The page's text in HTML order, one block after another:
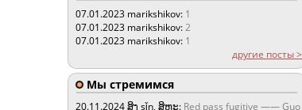
07.01.2023 marikshikov: 1
07.01.2023 marikshikov:2
07.01.2023 marikshikov: 1
другие посты >
Мы стремимся
20.11.2024ສິງ sǐŋ, ສິຫະ: Red pass fugitive —— Guo